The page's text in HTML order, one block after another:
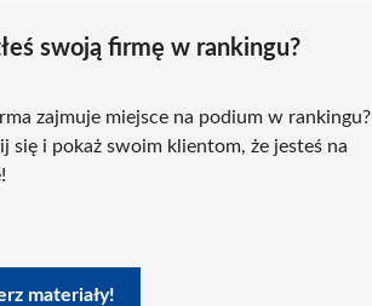
swoją firmę w rankingu?
zajmuje miejsce na podium w rankingu?
się i pokaż swoim klientom, że jesteś na
materiały!